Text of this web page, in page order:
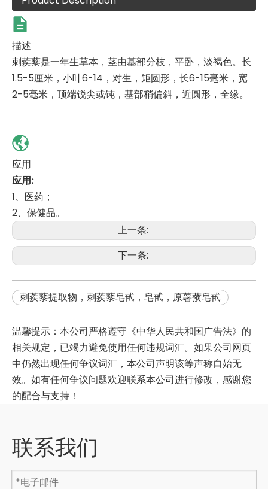
描述
刺蒺藜是一年生草本，茎由基部分枝，平卧，淡褐色。长
1.5-5厘米，小叶6-14，对生，矩圆形，长6-15毫米，宽
2-5毫米，顶端锐尖或钝，基部稍偏斜，近圆形，全缘。
应用
应用:
1、 医药；
2、 保健品。
上一条:
下一条:
刺蒺藜提取物，刺蒺藜皂甙，皂甙，原薯蓣皂甙
温馨提示：本公司严格遵守《中华人民共和国广告法》的
相关规定，已竭力避免使用任何违规词汇。如果公司网页
中仍然出现任何争议词汇，本公司声明该等声称自始无
效。如有任何争议问题欢迎联系本公司进行修改，感谢您
的配合与支持！
联系我们